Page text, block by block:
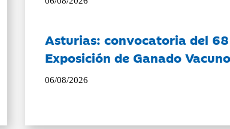
Asturias: convocatoria del
Exposición de Ganado
06/08/2026